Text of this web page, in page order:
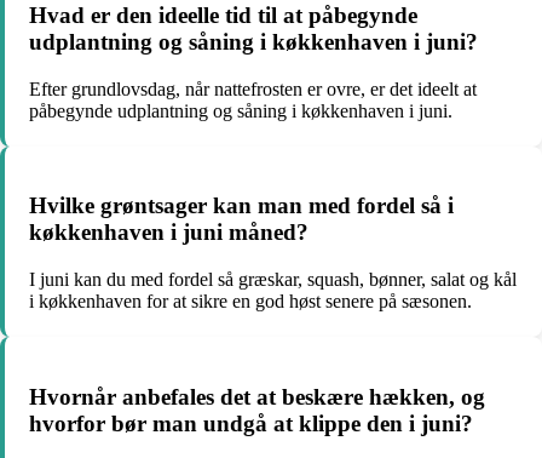
Hvad er den ideelle tid til at påbegynde
udplantning og såning i køkkenhaven i juni?
Efter grundlovsdag, når nattefrosten er ovre, er det ideelt at
påbegynde udplantning og såning i køkkenhaven i juni.
Hvilke grøntsager kan man med fordel så i
køkkenhaven i juni måned?
I juni kan du med fordel så græskar, squash, bønner, salat og kål
i køkkenhaven for at sikre en god høst senere på sæsonen.
Hvornår anbefales det at beskære hækken, og
hvorfor bør man undgå at klippe den i juni?